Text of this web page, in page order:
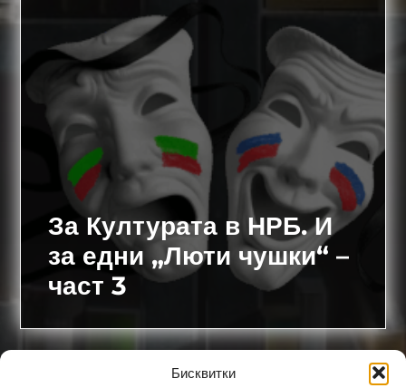
Бисквитки
За Културата в НРБ. И
за едни „Люти чушки“ –
част 3